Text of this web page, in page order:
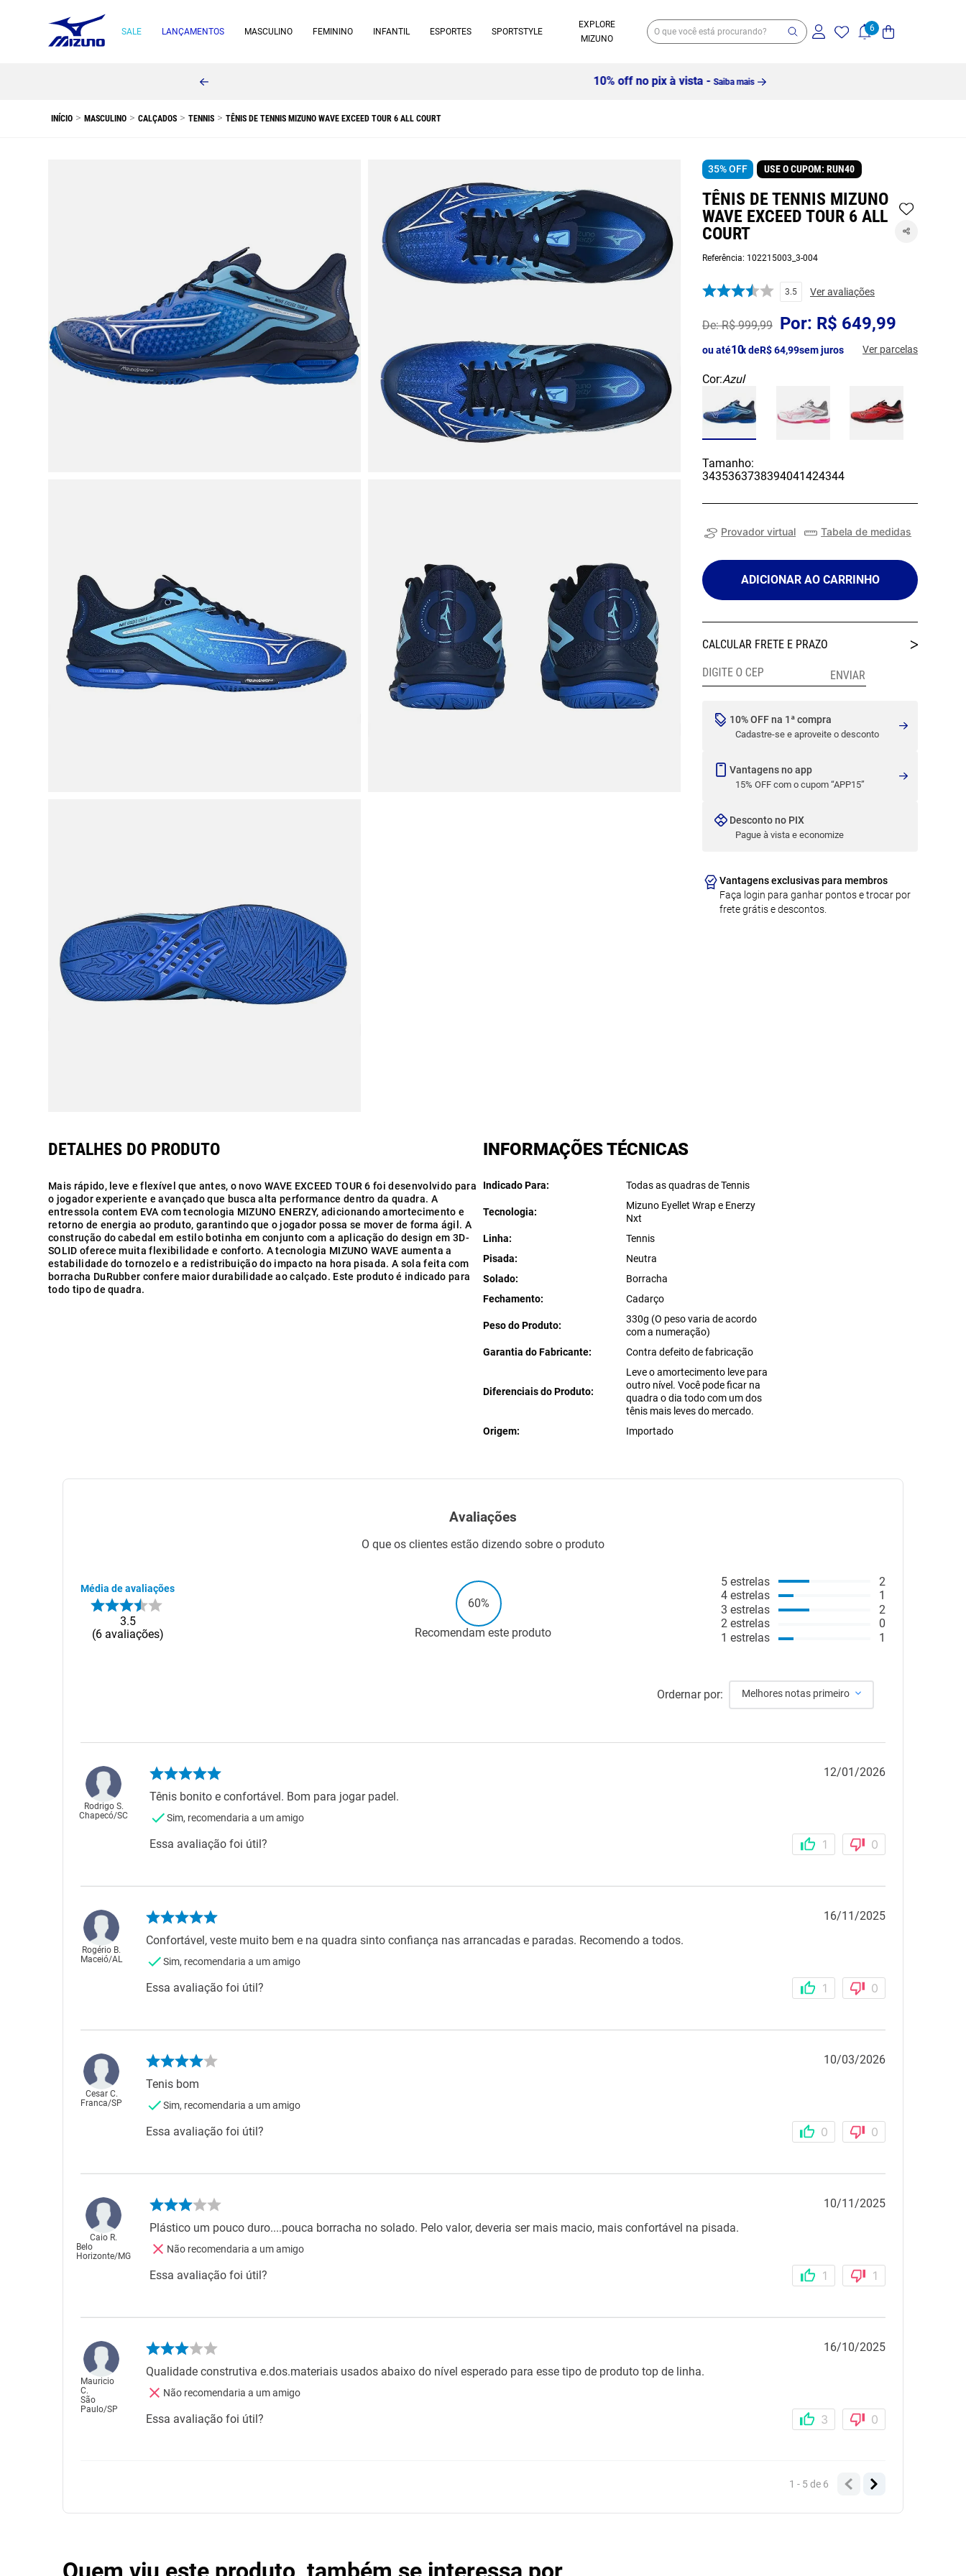
SALE LANÇAMENTOS MASCULINO FEMININO INFANTIL ESPORTES SPORTSTYLE
EXPLORE
MIZUNO
MASCULINO CALÇADOS TENNIS TÊNIS DE TENNIS MIZUNO WAVE EXCEED TOUR 6 ALL COURT
35%OFF USE O CUPOM: RUN40
TÊNIS DE TENNIS MIZUNO
WAVE EXCEED TOUR 6 ALL
COURT
Referência: 102215003_3-004
3.5 Ver avaliações
R$ 999,99 R$ 649,99
ou até10x deR$64,99sem juros Ver parcelas
Cor:Azul
Tamanho:
3435363738394041424344
Provador virtual Tabela de medidas
ADICIONAR AO CARRINHO
10% OFF na 1ª compra
Cadastre-se e aproveite o desconto
Vantagens no app
15% OFF com o cupom “APP15”
Desconto no PIX
Pague à vista e economize
Vantagens exclusivas para membros
Faça login para ganhar pontos e trocar por
frete grátis e descontos.
Mais rápido, leve e flexível que antes, o novo WAVE EXCEED TOUR 6 foi desenvolvido para
o jogador experiente e avançado que busca alta performance dentro da quadra. A
entressola contem EVA com tecnologia MIZUNO ENERZY, adicionando amortecimento e
retorno de energia ao produto, garantindo que o jogador possa se mover de forma ágil. A
construção do cabedal em estilo botinha em conjunto com a aplicação do design em 3D-
SOLID oferece muita flexibilidade e conforto. A tecnologia MIZUNO WAVE aumenta a
estabilidade do tornozelo e a redistribuição do impacto na hora pisada. A sola feita com
borracha DuRubber confere maior durabilidade ao calçado. Este produto é indicado para
todo tipo de quadra.
INFORMAÇÕES TÉCNICAS
Indicado Para Todas as quadras de Tennis
Tecnologia
Mizuno Eyellet Wrap e Enerzy
Nxt
Linha
Tennis
Pisada
Neutra
Solado
Borracha
Fechamento
Cadarço
Peso do Produto
330g (O peso varia de acordo
com a numeração)
Garantia do Fabricante
Contra defeito de fabricação
Diferenciais do Produto
Leve o amortecimento leve para
outro nível. Você pode ficar na
quadra o dia todo com um dos
tênis mais leves do mercado.
Origem
Importado
Avaliações
O que os clientes estão dizendo sobre o produto
Média de avaliações
3.5
6 avaliações
60%
Recomendam este produto
5 estrelas
4 estrelas
3 estrelas
2 estrelas
1 estrelas
2
1
2
0
1
Ordernar por: Melhores notas primeiro
Rodrigo S.
Chapecó/SC
12/01/2026
Tênis bonito e confortável. Bom para jogar padel.
Sim, recomendaria a um amigo
Essa avaliação foi útil? 1 0
Rogério B.
Maceió/AL
16/11/2025
Confortável, veste muito bem e na quadra sinto confiança nas arrancadas e paradas. Recomendo a todos.
Sim, recomendaria a um amigo
Essa avaliação foi útil? 1 0
Cesar C.
Franca/SP
10/03/2026
Tenis bom
Sim, recomendaria a um amigo
Essa avaliação foi útil? 0 0
Caio R.
Belo
Horizonte/MG
10/11/2025
Plástico um pouco duro....pouca borracha no solado. Pelo valor, deveria ser mais macio, mais confortável na pisada.
Não recomendaria a um amigo
Essa avaliação foi útil? 1 1
Mauricio
C.
São
Paulo/SP
16/10/2025
Qualidade construtiva e.dos.materiais usados abaixo do nível esperado para esse tipo de produto top de linha.
Não recomendaria a um amigo
Essa avaliação foi útil? 3 0
1 - 5de 6